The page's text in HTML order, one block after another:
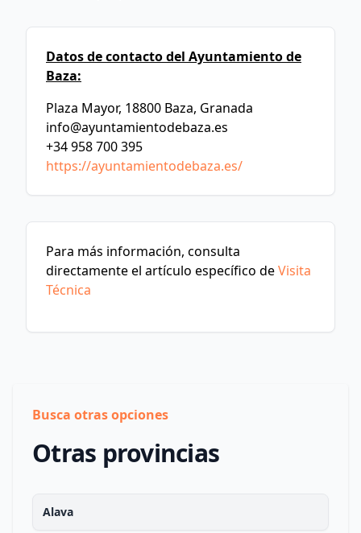
Datos de contacto del Ayuntamiento de
Baza:
Plaza Mayor, 18800 Baza, Granada
info@ayuntamientodebaza.es
+34 958 700 395
https://ayuntamientodebaza.es/
Para más información, consulta
directamente el artículo específico deVisita
Técnica
Busca otras opciones
Otras provincias
Alava